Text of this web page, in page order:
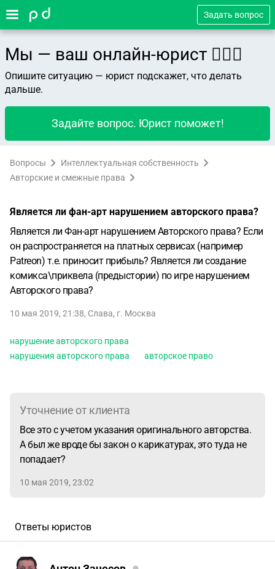
Задать вопрос
Мы — ваш онлайн-юрист 👨🏻‍⚖️
Опишите ситуацию — юрист подскажет, что делать
дальше.
Задайте вопрос. Юрист поможет!
Вопросы
Интеллектуальная собственность
Авторские и смежные права
Является ли фан-арт нарушением авторского права?
Является ли Фан-арт нарушением Авторского права? Если
он распространяется на платных сервисах (например
Patreon) т.е. приносит прибыль? Является ли создание
комикса\приквела (предыстории) по игре нарушением
Авторского права?
10 мая 2019, 21:38, Слава, г. Москва
нарушение авторского права
нарушения авторского права
авторское право
Уточнение от клиента
Все это с учетом указания оригинального авторства.
А был же вроде бы закон о карикатурах, это туда не
попадает?
10 мая 2019, 23:02
Ответы юристов